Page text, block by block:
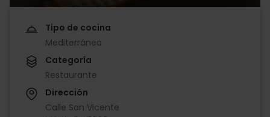
Tipo de cocina
Mediterránea
Categoría
Restaurante
Dirección
Calle San Vicente